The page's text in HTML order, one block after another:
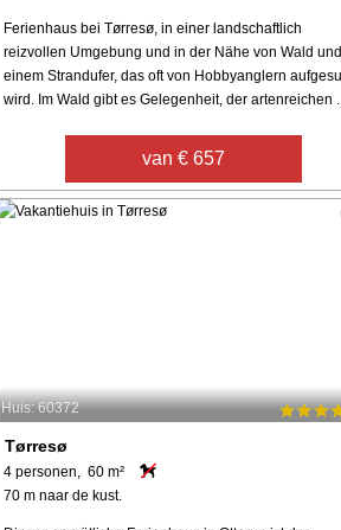
Ferienhaus bei Tørresø, in einer landschaftlich
reizvollen Umgebung und in der Nähe von Wald und
einem Strandufer, das oft von Hobbyanglern
wird. Im Wald gibt es Gelegenheit, der artenreichen ...
van € 657
Huis: 60372
Tørresø
4 personen, 60 m²
70 m naar de kust.